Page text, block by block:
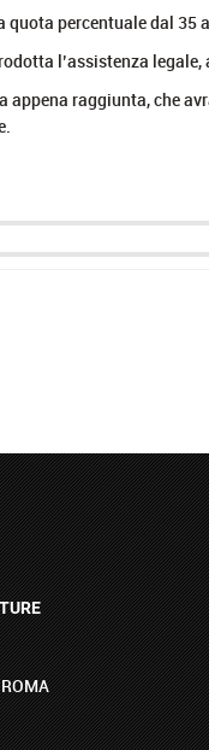
percentuale dal 35
l’assistenza legale,
appena raggiunta, che